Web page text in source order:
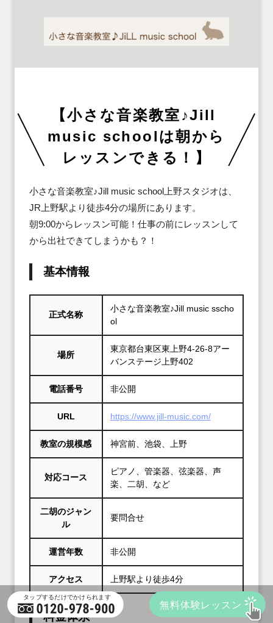
【小さな音楽教室♪Jill
music schoolは朝から
レッスンできる！】
小さな音楽教室♪Jill music school上野スタジオは、
JR上野駅より徒歩4分の場所にあります。
朝9:00からレッスン可能！仕事の前にレッスンして
から出社できてしまうかも？！
基本情報
正式名称
小さな音楽教室♪Jill music sscho
ol
場所
東京都台東区東上野4‐26‐8アー
バンステージ上野402
電話番号 非公開
URL https://www.jill-music.com/
教室の規模感 神宮前、池袋、上野
対応コース
ピアノ、管楽器、弦楽器、声
楽、二胡、など
二胡のジャン
ル
要問合せ
運営年数 非公開
アクセス 上野駅より徒歩4分
料金体系